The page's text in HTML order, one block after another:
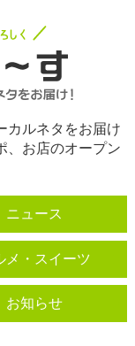
カルネタをお届け
、お店のオープン
ニュース
メ・スイーツ
お知らせ